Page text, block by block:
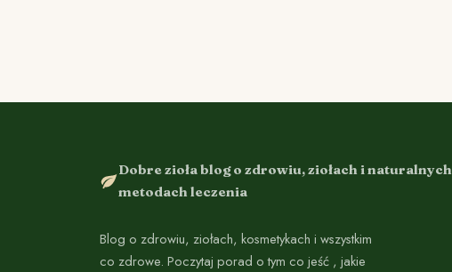
Dobre zioła blog o zdrowiu, ziołach i naturalnych
metodach leczenia
Blog o zdrowiu, ziołach, kosmetykach i wszystkim
co zdrowe. Poczytaj porad o tym co jeść , jakie